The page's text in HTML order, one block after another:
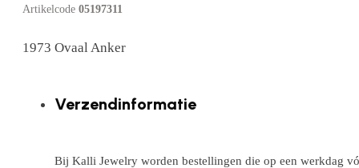
Artikelcode 05197311
1973 Ovaal Anker
Verzendinformatie
Bij Kalli Jewelry worden bestellingen die op een werkdag